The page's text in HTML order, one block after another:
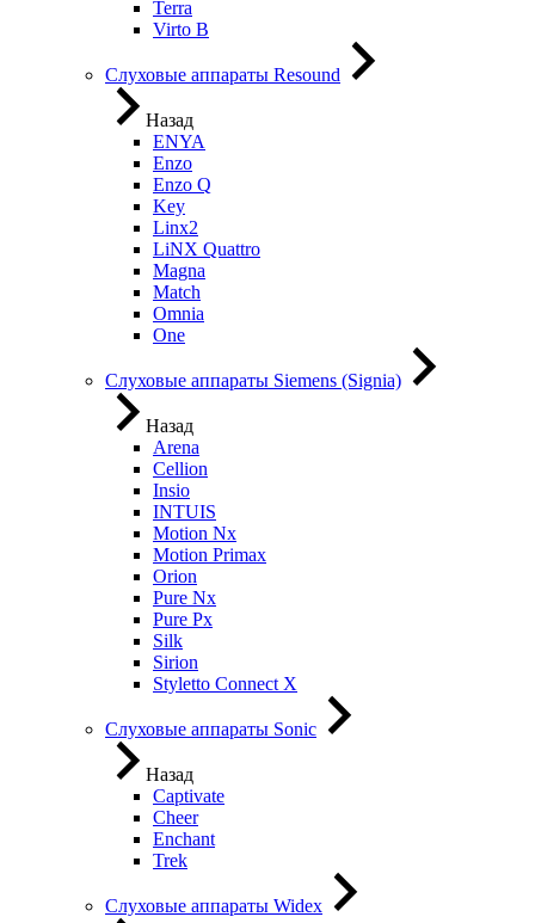
Terra
Virto B
Слуховые аппараты Resound
Назад
ENYA
Enzo
Enzo Q
Key
Linx2
LiNX Quattro
Magna
Match
Omnia
One
Слуховые аппараты Siemens (Signia)
Назад
Arena
Cellion
Insio
INTUIS
Motion Nx
Motion Primax
Orion
Pure Nx
Pure Px
Silk
Sirion
Styletto Connect X
Слуховые аппараты Sonic
Назад
Captivate
Cheer
Enchant
Trek
Слуховые аппараты Widex